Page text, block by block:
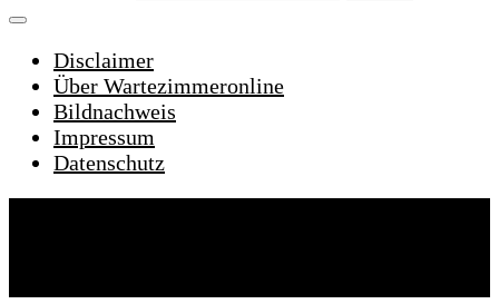
Disclaimer
Über Wartezimmeronline
Bildnachweis
Impressum
Datenschutz